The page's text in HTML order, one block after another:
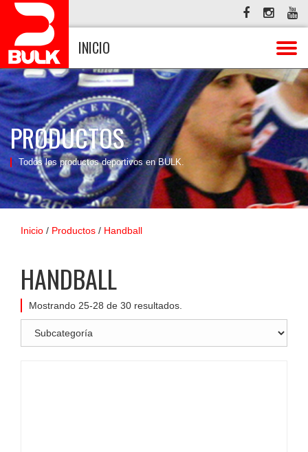
INICIO
PRODUCTOS
Todos los productos deportivos en BULK.
Inicio / Productos / Handball
HANDBALL
Mostrando 25-28 de 30 resultados.